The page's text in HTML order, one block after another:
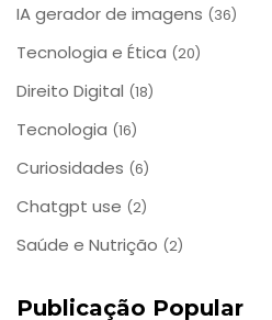
IA gerador de imagens (36)
Tecnologia e Ética (20)
Direito Digital (18)
Tecnologia (16)
Curiosidades (6)
Chatgpt use (2)
Saúde e Nutrição (2)
Publicação Popular